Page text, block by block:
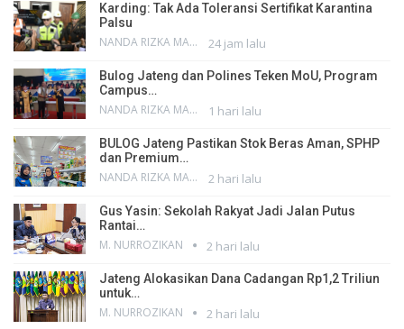
Karding: Tak Ada Toleransi Sertifikat Karantina
Palsu
NANDA RIZKA MAHENDRA 24 jam lalu
Bulog Jateng dan Polines Teken MoU, Program
Campus…
NANDA RIZKA MAHENDRA 1 hari lalu
BULOG Jateng Pastikan Stok Beras Aman, SPHP
dan Premium…
NANDA RIZKA MAHENDRA 2 hari lalu
Gus Yasin: Sekolah Rakyat Jadi Jalan Putus
Rantai…
M. NURROZIKAN 2 hari lalu
Jateng Alokasikan Dana Cadangan Rp1,2 Triliun
untuk…
M. NURROZIKAN 2 hari lalu